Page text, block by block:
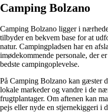
Camping Bolzano
Camping Bolzano ligger i
tilbyder en bekvem base for at
natur. Campingpladsen har en
imødekommende personale, der
bedste campingoplevelse.
På Camping Bolzano kan gæster
lokale markeder og vandre i de
frugtplantager. Om aftenen kan
pejs eller nyde en stjernekiggeri i